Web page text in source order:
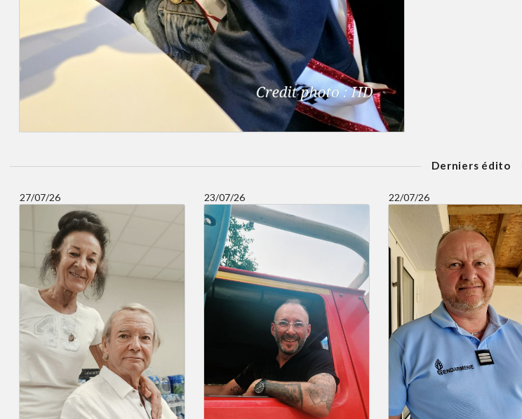
Derniers édito
27/07/26 23/07/26 22/07/26